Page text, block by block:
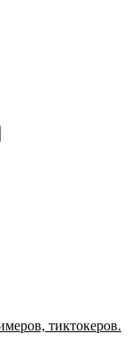
тиктокеров.